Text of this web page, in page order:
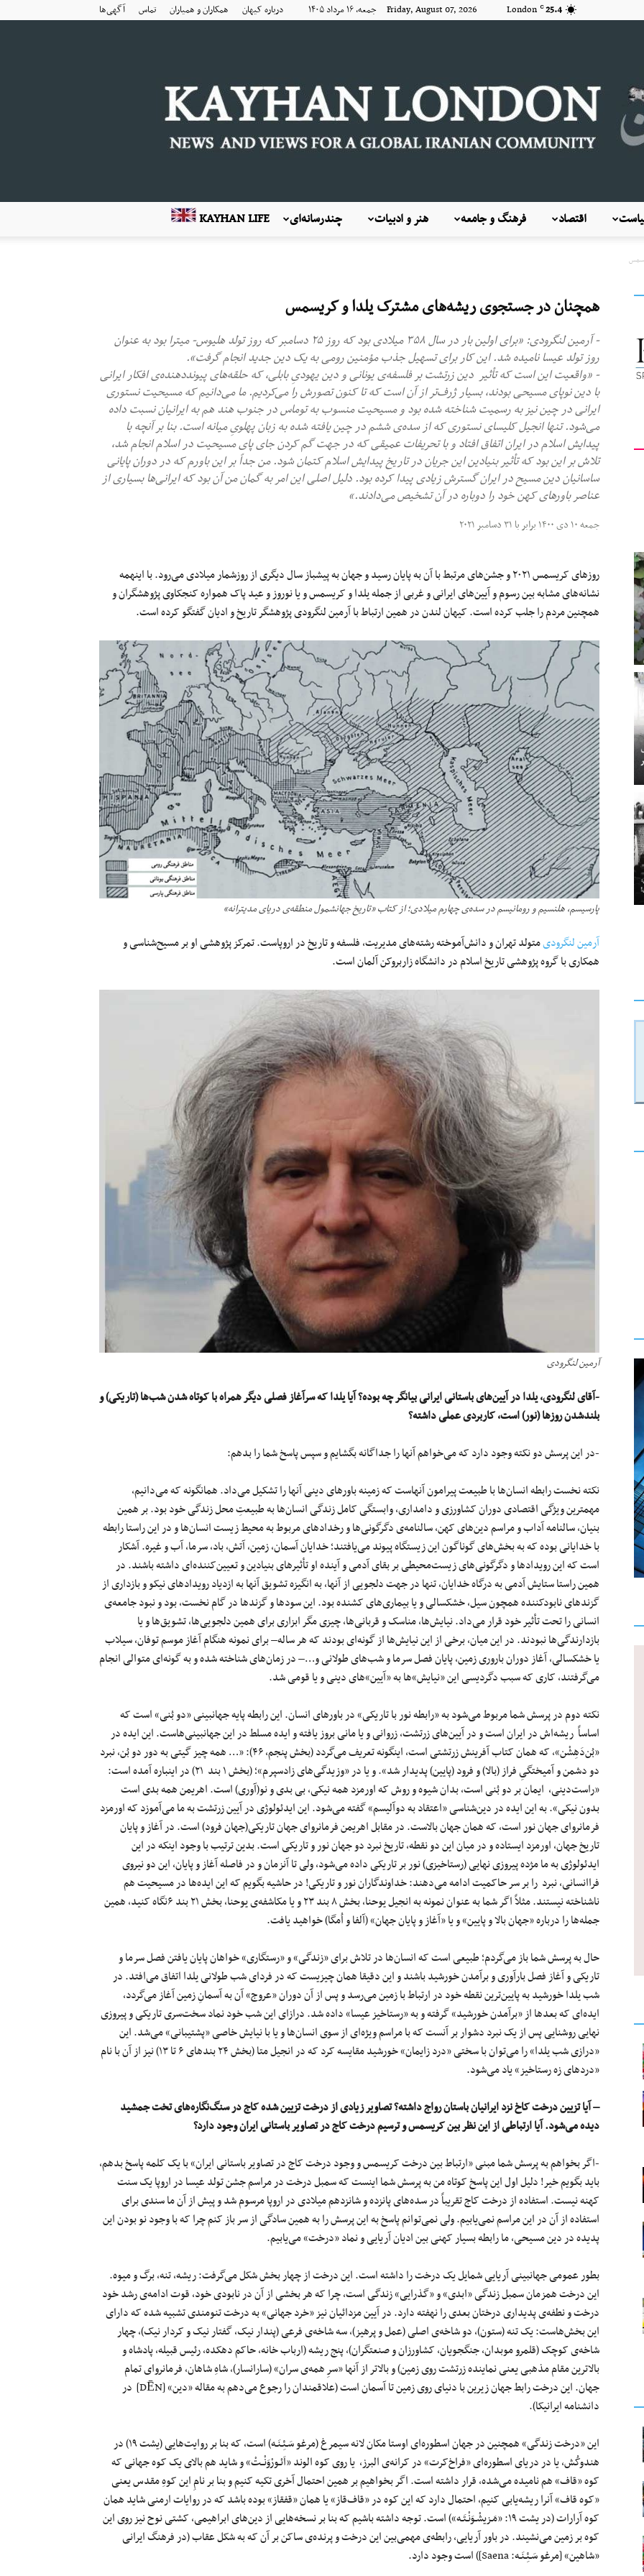
25.4
C
London Friday, August 07, 2026 جمعه, ۱۶ مرداد ۱۴۰۵ درباره کیهان همکاران و همیاران تماس آگهی‌ها
کیهان
لندن
KAYHAN LIFE چندرسانه‌ای هنر و ادبیات فرهنگ و جامعه اقتصاد
همچنان در جستجوی ریشه‌های مشترک یلدا و کریسمس
- آرمین لنگرودی: «برای اولین بار در سال ۳۵۸ میلادی بود که روز ۲۵ دسامبر که روز تولد هلیوس‌-‌ میترا بود به عنوان
روز تولد عیسا نامیده شد. این کار برای تسهیل جذب مؤمنین رومی‌ به یک دین جدید انجام گرفت».
- «واقعیت این است که تأثیر دین زرتشت بر فلسفه‌ی یونانی و دین یهودیِ بابلی، که حلقه‌های پیونددهنده‌ی افکار ایرانی
با دین نوپای مسیحی بودند، بسیار ژرف‌تر از آن است که تا کنون تصورش را می‌کردیم. ما می‌دانیم که مسیحیت نستوری
ایرانی در چین نیز به رسمیت شناخته شده بود و مسیحیت منسوب به توماس در جنوب هند هم به ایرانیان نسبت داده
می‌شود. تنها انجیل کلیسای نستوری که از سده‌ی ششم در چین یافته شده به زبان پهلویِ میانه است. بنا بر آنچه با
پیدایش اسلام در ایران اتفاق افتاد و با تحریفات عمیقی که در جهت گم کردن جای پای مسیحیت در اسلام انجام شد،
تلاش بر این بود که تأثیر بنیادین این جریان در تاریخ پیدایش اسلام کتمان شود. من جداً بر این باورم که در دوران پایانی
ساسانیان دین مسیح در ایران گسترش زیادی پیدا کرده بود. دلیل اصلی این امر به گمان من آن بود که ایرانی‌ها بسیاری از
عناصر باورهای کهن خود را دوباره در آن تشخیص می‌دادند.»
جمعه ۱۰ دی ۱۴۰۰ برابر با ۳۱ دسامبر ۲۰۲۱
روزهای کریسمس ۲۰۲۱ و جشن‌های مرتبط با آن به پایان رسید و جهان به پیشباز سال دیگری از روزشمار میلادی می‌رود. با اینهمه
نشانه‌های مشابه بین رسوم و آیین‌های ایرانی و غربی از جمله یلدا و کریسمس و یا نوروز و عید پاک همواره کنجکاوی پژوهشگران و
همچنین مردم را جلب کرده است. کیهان لندن در همین ارتباط با آرمین لنگرودی پژوهشگر تاریخ و ادیان گفتگو کرده است.
پارسیسم، هلنسیم و رومانیسم در سده‌ی چهارم میلادی؛ از کتاب «تاریخ جهانشمول منطقه‌ی دریای مدیترانه»
آرمین لنگرودیمتولد تهران و دانش‌آموخته رشته‌های مدیریت، فلسفه و تاریخ در اروپاست. تمرکز پژوهشی او بر مسیح‌شناسی و
همکاری با گروه پژوهشی تاریخ اسلام در دانشگاه زاربروکن آلمان است.
آرمین لنگرودی
-آقای لنگرودی، یلدا در آیین‌های باستانی ایرانی بیانگر چه بوده؟ آیا یلدا که سرآغاز فصلی دیگر همراه با کوتاه شدن شب‌ها (تاریکی) و
بلندشدن روزها (نور) است، کاربردی عملی داشته؟
-در این پرسش دو نکته وجود دارد که می‌خواهم آنها را جداگانه بگشایم و سپس پاسخ شما را بدهم:
نکته نخست رابطه انسان‌ها با طبیعت پیرامون آنهاست که زمینه باورهای دینی آنها را تشکیل می‌داد. همانگونه که می‌دانیم،
مهمترین ویژگی اقتصادی دوران کشاورزی و دامداری، وابستگی کامل زندگی انسان‌ها به طبیعتِ محل زندگی خود بود. بر همین
بنیان، سالنامه‌ آداب و مراسم دین‌های کهن، سالنامه‌ی دگرگونی‌ها و رخدادهای مربوط به ‌محیط زیست انسان‌ها و در این راستا رابطه
با خدایانی بوده که به بخش‌های گوناگون این زیستگاه پیوند می‌یافتند؛ خدایان آسمان، زمین، آتش، باد، سرما، آب و غیره. آشکار
است که این رویدادها و دگرگونی‌های زیست‌محیطی بر بقای آدمی‌ و آینده او تأثیرهای بنیادین و تعیین‌کننده‌ای داشته باشند. در
همین راستا ستایش آدمی‌ به درگاه خدایان، تنها در جهت دلجویی از آنها، به انگیزه تشویق آنها به ازدیاد رویدادهای نیکو و بازداری از
گزندهای نابودکننده همچون سیل، خشکسالی و یا بیماری‌های کشنده بود. این سودها و گزندها در گام نخست، بود و نبود جامعه‌ی
انسانی را تحت تأثیر خود قرار می‌داد. نیایش‌ها، مناسک و قربانی‌ها، چیزی مگر ابزاری برای همین دلجویی‌ها، تشویق‌ها و یا
بازدارندگی‌ها نبودند. در این میان، برخی از این نیایش‌ها از گونه‌ای بودند که هر ساله– برای نمونه هنگام آغاز موسم توفان، سیلاب
یا خشکسالی، آغاز دوران باروری زمین، پایان فصل سرما و شب‌های طولانی و…– در زمان‌های شناخته شده و به گونه‌ای متوالی انجام
می‌گرفتند، کاری که سبب دگردیسی این «نیایش‌»ها به «آیین»‌های دینی و یا قومی شد.
نکته دوم در پرسش شما مربوط می‌شود به «رابطه نور با تاریکی» در باورهای انسان. این رابطه پایه جهانبینی «دو بُنی» است که
اساساً ریشه‌اش در ایران است و در آیین‌های زرتشت، زروانی و یا مانی بروز یافته و ایده مسلط در این جهانبینی‌هاست. این ایده در
«بُن‌دَهِشْن»، که همان کتاب آفرینش زرتشتی است، اینگونه تعریف می‌گردد (بخش پنجم، ۴۶): «… همه چیز گیتی به دور دو بُن، نبرد
دو دشمن و آمیختگیِ فراز (بالا) و فرود (پایین) پدیدار شد». و یا در «وزیدگی‌های زادسپرم»؛ (بخش ۱ بند ۲۱) در اینباره آمده است:
«راست‌دینی، ایمان بر دو بُنی است، بدان شیوه و روش که اورمزد همه نیکی، بی بدی و نو(آوری) است. اهریمن همه بدی است
بدون نیکی». به این ایده در دین‌شناسی «اعتقاد به دوآلیسم» گفته می‌شود. این ایدئولوژی در آیین زرتشت به ما می‌آموزد که اورمزد
فرمانروای جهان نور است، که همان جهان بالاست. در مقابل اهریمن فرمانروای جهان تاریکی(جهان فرود) است. در آغاز و پایان
تاریخ جهان، اورمزد ایستاده و در میان این دو نقطه، تاریخ نبرد دو جهان نور و تاریکی است. بدین ترتیب با وجود اینکه در این
ایدئولوژی به ما مژده پیروزی نهایی (رستاخیزی) نور بر تاریکی داده می‌شود، ولی تا آنزمان و در فاصله آغاز و پایان، این دو نیروی
فراانسانی، نبرد را بر سر حاکمیت ادامه می‌دهند: خداوندگاران نور و تاریکی! در حاشیه بگویم که این ایده‌ها در مسیحیت هم
ناشناخته نیستند. مثلاً اگر شما به عنوان نمونه به انجیل یوحنا، بخش ۸ بند ۲۳ و یا مکاشفه‌ی یوحنا، بخش ۲۱ بند ۶نگاه کنید، همین
جمله‌ها را درباره «جهان بالا و پایین» و یا «آغاز و پایان جهان» (آلفا و اُمگا) خواهید یافت.
حال به پرسش شما باز می‌گردم؛ طبیعی است که انسان‌ها در تلاش برای «زندگی» و «رستگاری» خواهان پایان یافتن فصل سرما و
تاریکی و آغاز فصل بارآوری و برآمدن خورشید باشند و این دقیقا همان چیزیست که در فردای شب طولانی یلدا اتفاق می‌افتد. در
شب یلدا خورشید به پایین‌ترین نقطه خود در ارتباط با زمین می‌رسد و پس از آن دوران «عروج» آن به آسمانِ زمین آغاز می‌گردد،
ایده‌ای که بعدها از «برآمدن خورشید» گرفته و به «رستاخیز عیسا» داده شد. درازای این شب خود نماد سخت‌سری تاریکی و پیروزی
نهایی روشنایی پس از یک نبرد دشوار بر آنست که با مراسم ویژه‌ای از سوی انسان‌ها و یا با نیایش خاصی «پشتیبانی» می‌شد. این
«درازی شب یلدا» را می‌توان با سختی «درد زایمان» خورشید مقایسه کرد که در انجیل متا (بخش ۲۴ بندهای ۶ تا ۱۳) نیز از آن با نام
«دردهای زه رستاخیز» یاد می‌شود.
–آیا تزیین درخت کاخ نزد ایرانیان باستان رواج داشته؟ تصاویر زیادی از درخت تزیین شده کاج در سنگ‌نگاره‌های تخت جمشید
دیده می‌شود. آیا ارتباطی از این نظر بین کریسمس و ترسیم درخت کاج در تصاویر باستانی ایران وجود دارد؟
-اگر بخواهم به پرسش شما مبنی «ارتباط بین درخت کریسمس و وجود درخت کاج در تصاویر باستانی ایران» با یک کلمه پاسخ بدهم،
باید بگویم خیر! دلیل اول این پاسخ کوتاه من به پرسش شما اینست که سمبل درخت در مراسم جشن تولد عیسا در اروپا یک سنت
کهنه نیست. استفاده از درخت کاج تقریباً در سده‌های پانزده و شانزدهم میلادی در اروپا مرسوم شد و پیش از آن ما سندی برای
استفاده از آن در این مراسم نمی‌یابیم. ولی نمی‌توانم پاسخ به این پرسش را به همین سادگی از سر باز کنم چرا که با وجود نو بودن این
پدیده در دین مسیحی، ما رابطه بسیار کهنی بین ادیان آریایی و نماد «درخت» می‌یابیم.
بطور عمومی جهانبینی آریایی شمایل یک درخت را داشته است. این درخت از چهار بخش شکل می‌گرفت: ریشه، تنه، برگ و میوه.
این درخت همزمان سمبل زندگی «ابدی» و «گذرایی» زندگی است، چرا که هر بخشی از آن در نابودی خود، قوت ادامه‌ی رشد خود
درخت و نطفه‌ی پدیداری درختان بعدی را نهفته دارد. در آیین مزدائیان نیز «خرد جهانی» به درخت تنومندی تشبیه شده که دارای
این بخش‌هاست: یک تنه (ستون)، دو شاخه‌ی اصلی (عمل و پرهیز)، سه شاخه‌ی فرعی (پندار نیک، گفتار نیک و کردار نیک)، چهار
شاخه‌ی کوچک (قلمرو موبدان، جنگجویان، کشاورزان و صنعتگران)، پنج ریشه (ارباب خانه، حاکم دهکده، رئیس قبیله، پادشاه و
بالاترین مقام مذهبی یعنی نماینده زرتشت روی زمین) و بالاتر از آنها «سرِ همه‌ی سران» (سارانسار)، شاهِ شاهان، فرمانروای تمام
جهان. این درخت رابط جهان زیرین با دنیای روی زمین تا آسمان است (علاقمندان را رجوع می‌دهم به مقاله «دین» [DĒN] در
دانشنامه ایرانیکا).
این «درخت زندگی» همچنین در جهان اسطوره‌ای اوستا مکان لانه سیمرغ (مرغو سَـئِـنَـه) است، که بنا بر روایت‌هایی (یشت ۱۹) در
هندوکُش، یا در دریای اسطوره‌ای «فراخ‌کرت» در کرانه‌ی البرز، یا روی کوه الوند «اَئـورْوَنْــتْ» و شاید هم بالای یک کوه جهانی که
کوه «قاف» هم نامیده می‌شده، قرار داشته است. اگر بخواهیم بر همین احتمال آخری تکیه کنیم و بنا بر نامِ این کوهِ مقدس یعنی
«کوه قاف» آنرا ریشه‌یابی کنیم، احتمال دارد که این کوه در «قاف‌قاز» یا همان «قفقاز» بوده باشد که در روایات ارمنی شاید همان
کوه آرارات (در یشت ۱۹: «مَـزیشْـوَنْـتَـه») است. توجه داشته باشیم که بنا بر نسخه‌هایی از دین‌های ابراهیمی، کشتی نوح نیز روی این
کوه بر زمین می‌نشیند. در باور آریایی، رابطه‌ی مهمی‌بین این درخت و پرنده‌ی ساکن بر آن که به شکل عقاب (در فرهنگ ایرانی
«شاهین» [مرغو سَـئِـنَـه: Saena]) است وجود دارد.